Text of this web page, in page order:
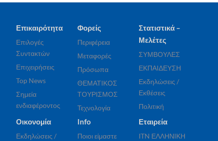
Επικαιρότητα
Επιλογές
Συντακτών
Επιχειρήσεις
Top News
Σημεία
ενδιαφέροντος
Φορείς
Περιφέρεια
Μεταφορές
Πρόσωπα
ΘΕΜΑΤΙΚΟΣ
ΤΟΥΡΙΣΜΟΣ
Τεχνολογία
Στατιστικά –
Μελέτες
ΣΥΜΒΟΥΛΕΣ
ΕΚΠΑΙΔΕΥΣΗ
Εκδηλώσεις /
Εκθέσεις
Πολιτική
Οικονομία
Εκδηλώσεις /
Info
Ποιοι είμαστε
Εταιρεία
ITN ΕΛΛΗΝΙΚΗ